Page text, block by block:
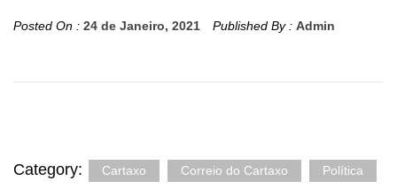
Posted On : 24 de Janeiro, 2021 Published By : Admin
Category: Cartaxo Correio do Cartaxo Política